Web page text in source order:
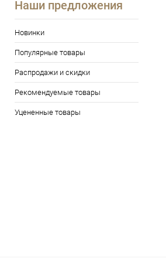
Наши предложения
Новинки
Популярные товары
Распродажи и скидки
Рекомендуемые товары
Уцененные товары